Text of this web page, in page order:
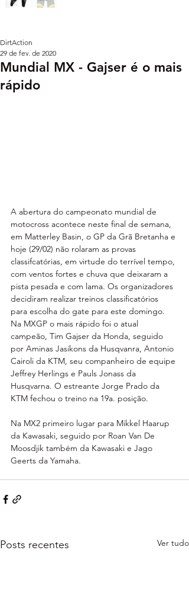
Mundial MX - Gajser é o mais
rápido
DirtAction
29 de fev. de 2020
A abertura do campeonato mundial de
motocross acontece neste final de semana,
em Matterley Basin, o GP da Grã Bretanha e
hoje (29/02) não rolaram as provas
classifcatórias, em virtude do terrível tempo,
com ventos fortes e chuva que deixaram a
pista pesada e com lama. Os organizadores
decidiram realizar treinos classificatórios
para escolha do gate para este domingo.
Na MXGP o mais rápido foi o atual
campeão, Tim Gajser da Honda, seguido
por Aminas Jasikons da Husqvanra, Antonio
Cairoli da KTM, seu companheiro de equipe
Jeffrey Herlings e Pauls Jonass da
Husqvarna. O estreante Jorge Prado da
KTM fechou o treino na 19a. posição.
Na MX2 primeiro lugar para Mikkel Haarup
da Kawasaki, seguido por Roan Van De
Moosdjik também da Kawasaki e Jago
Geerts da Yamaha.
Posts recentes Ver tudo